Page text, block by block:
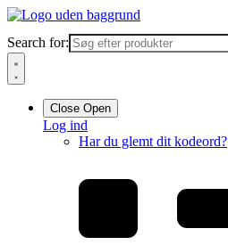
Videre
indhold
Search for:
Close Open
Log ind
Har du glemt dit kodeord?